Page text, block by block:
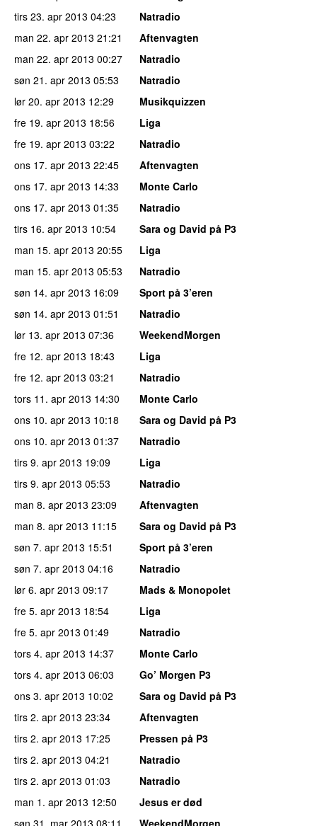
tirs 23. apr 2013 04:23
Natradio
man 22. apr 2013 21:21
Aftenvagten
man 22. apr 2013 00:27
Natradio
søn 21. apr 2013 05:53
Natradio
lør 20. apr 2013 12:29
Musikquizzen
fre 19. apr 2013 18:56
Liga
fre 19. apr 2013 03:22
Natradio
ons 17. apr 2013 22:45
Aftenvagten
ons 17. apr 2013 14:33
Monte Carlo
ons 17. apr 2013 01:35
Natradio
tirs 16. apr 2013 10:54
Sara og David på P3
man 15. apr 2013 20:55
Liga
man 15. apr 2013 05:53
Natradio
søn 14. apr 2013 16:09
Sport på 3’eren
søn 14. apr 2013 01:51
Natradio
lør 13. apr 2013 07:36
WeekendMorgen
fre 12. apr 2013 18:43
Liga
fre 12. apr 2013 03:21
Natradio
tors 11. apr 2013 14:30
Monte Carlo
ons 10. apr 2013 10:18
Sara og David på P3
ons 10. apr 2013 01:37
Natradio
tirs 9. apr 2013 19:09
Liga
tirs 9. apr 2013 05:53
Natradio
man 8. apr 2013 23:09
Aftenvagten
man 8. apr 2013 11:15
Sara og David på P3
søn 7. apr 2013 15:51
Sport på 3’eren
søn 7. apr 2013 04:16
Natradio
lør 6. apr 2013 09:17
Mads & Monopolet
fre 5. apr 2013 18:54
Liga
fre 5. apr 2013 01:49
Natradio
tors 4. apr 2013 14:37
Monte Carlo
tors 4. apr 2013 06:03
Go’ Morgen P3
ons 3. apr 2013 10:02
Sara og David på P3
tirs 2. apr 2013 23:34
Aftenvagten
tirs 2. apr 2013 17:25
Pressen på P3
tirs 2. apr 2013 04:21
Natradio
tirs 2. apr 2013 01:03
Natradio
man 1. apr 2013 12:50
Jesus er død
søn 31. mar 2013 08:11 WeekendMorgen